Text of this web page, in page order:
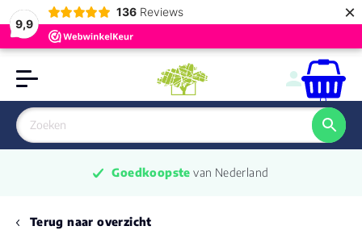
9,9
136 Reviews ×
0
Goedkoopste van Nederland
Terug naar overzicht